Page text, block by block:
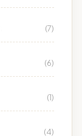
(7)
(6)
(1)
(4)